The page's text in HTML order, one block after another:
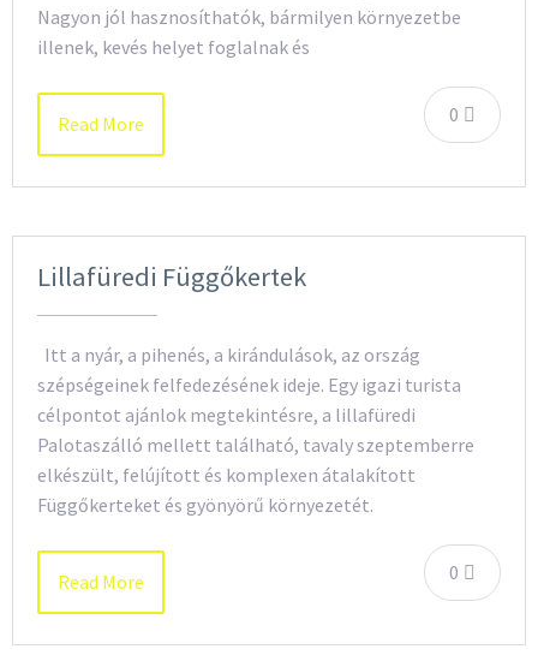
Nagyon jól hasznosíthatók, bármilyen környezetbe
illenek, kevés helyet foglalnak és
0
Read More
Lillafüredi Függőkertek
Itt a nyár, a pihenés, a kirándulások, az ország
szépségeinek felfedezésének ideje. Egy igazi turista
célpontot ajánlok megtekintésre, a lillafüredi
Palotaszálló mellett található, tavaly szeptemberre
elkészült, felújított és komplexen átalakított
Függőkerteket és gyönyörű környezetét.
0
Read More